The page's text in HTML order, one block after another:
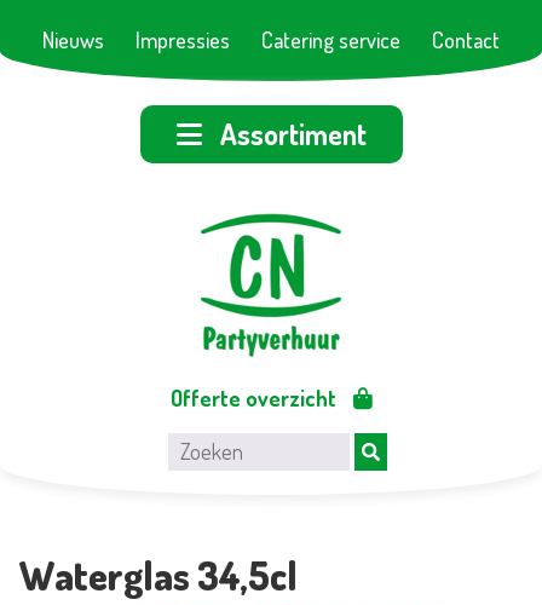
Nieuws Impressies Catering service Contact
Assortiment
Offerte overzicht
Waterglas 34,5cl